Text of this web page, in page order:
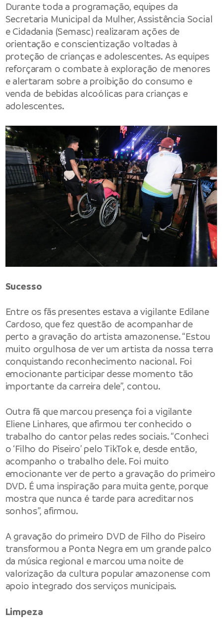
Durante toda a programação, equipes da
Secretaria Municipal da Mulher, Assistência Social
e Cidadania (Semasc) realizaram ações de
orientação e conscientização voltadas à
proteção de crianças e adolescentes. As equipes
reforçaram o combate à exploração de menores
e alertaram sobre a proibição do consumo e
venda de bebidas alcoólicas para crianças e
adolescentes.
Sucesso
Entre os fãs presentes estava a vigilante Edilane
Cardoso, que fez questão de acompanhar de
perto a gravação do artista amazonense. “Estou
muito orgulhosa de ver um artista da nossa terra
conquistando reconhecimento nacional. Foi
emocionante participar desse momento tão
importante da carreira dele”, contou.
Outra fã que marcou presença foi a vigilante
Eliene Linhares, que afirmou ter conhecido o
trabalho do cantor pelas redes sociais. “Conheci
o ‘Filho do Piseiro’ pelo TikTok e, desde então,
acompanho o trabalho dele. Foi muito
emocionante ver de perto a gravação do primeiro
DVD. É uma inspiração para muita gente, porque
mostra que nunca é tarde para acreditar nos
sonhos”, afirmou.
A gravação do primeiro DVD de Filho do Piseiro
transformou a Ponta Negra em um grande palco
da música regional e marcou uma noite de
valorização da cultura popular amazonense com
apoio integrado dos serviços municipais.
Limpeza